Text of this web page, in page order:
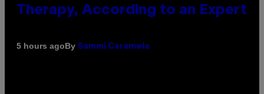
Therapy, According to an Expert
5 hours agoBy Sammi Caramela